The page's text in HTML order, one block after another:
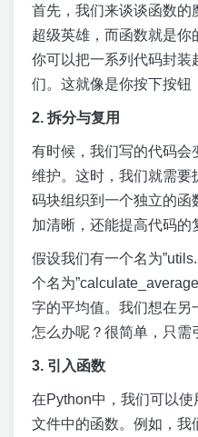
首先，我们来谈谈函数的
超级英雄，而函数就是你
你可以把一系列代码封装
们。这就像是你按下按钮
2. 拆分与复用
有时候，我们写的代码会
维护。这时，我们就需要
码块组织到一个独立的函
加清晰，还能提高代码的
假设我们有一个名为
个名为
字的平均值。我们想在另
怎么办呢？很简单，只需
3. 引入函数
在Python中，我们可以使
文件中的函数。例如，我